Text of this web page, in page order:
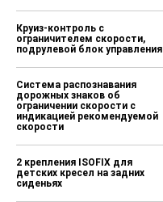
Круиз-контроль с
ограничителем скорости,
подрулевой блок управления
Система распознавания
дорожных знаков об
ограничении скорости c
индикацией рекомендуемой
скорости
2 крепления ISOFIX для
детских кресел на задних
сиденьях